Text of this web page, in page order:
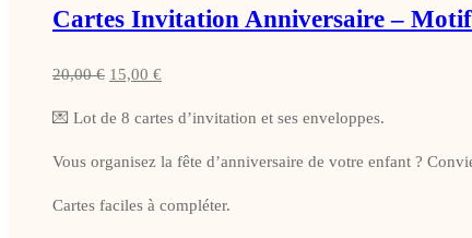
Cartes Invitation Anniversaire –
20,00€ Le
initial
était :
15,00 €
actuel
est :
💌 Lot de 8 cartes d’invitation et ses enveloppes.
Vous organisez la fête d’anniversaire de votre enfant ?
Cartes faciles à compléter.